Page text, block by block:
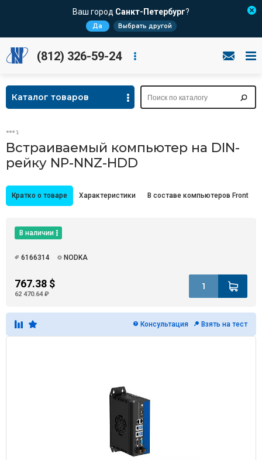
Ваш город Санкт-Петербург?
Да Выбрать другой
(812) 326-59-24
Каталог товаров
Встраиваемый компьютер на DIN-
рейку NP-NNZ-HDD
Кратко о товаре Характеристики В составе компьютеров Front
В наличии
6166314 NODKA
767.38 $
62 470.64 ₽
Консультация Взять на тест